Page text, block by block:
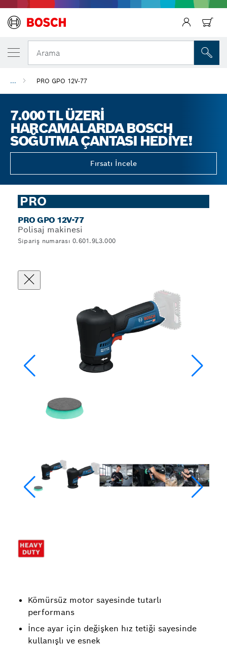
Arama
... PRO GPO 12V-77
7.000 TL ÜZERI
HARCAMALARDA BOSCH
SOĞUTMA ÇANTASI HEDIYE!
Fırsatı İncele
PRO
PRO GPO 12V-77
Polisaj makinesi
Sipariş numarası 0.601.9L3.000
Kömürsüz motor sayesinde tutarlı
performans
İnce ayar için değişken hız tetiği sayesinde
kullanışlı ve esnek